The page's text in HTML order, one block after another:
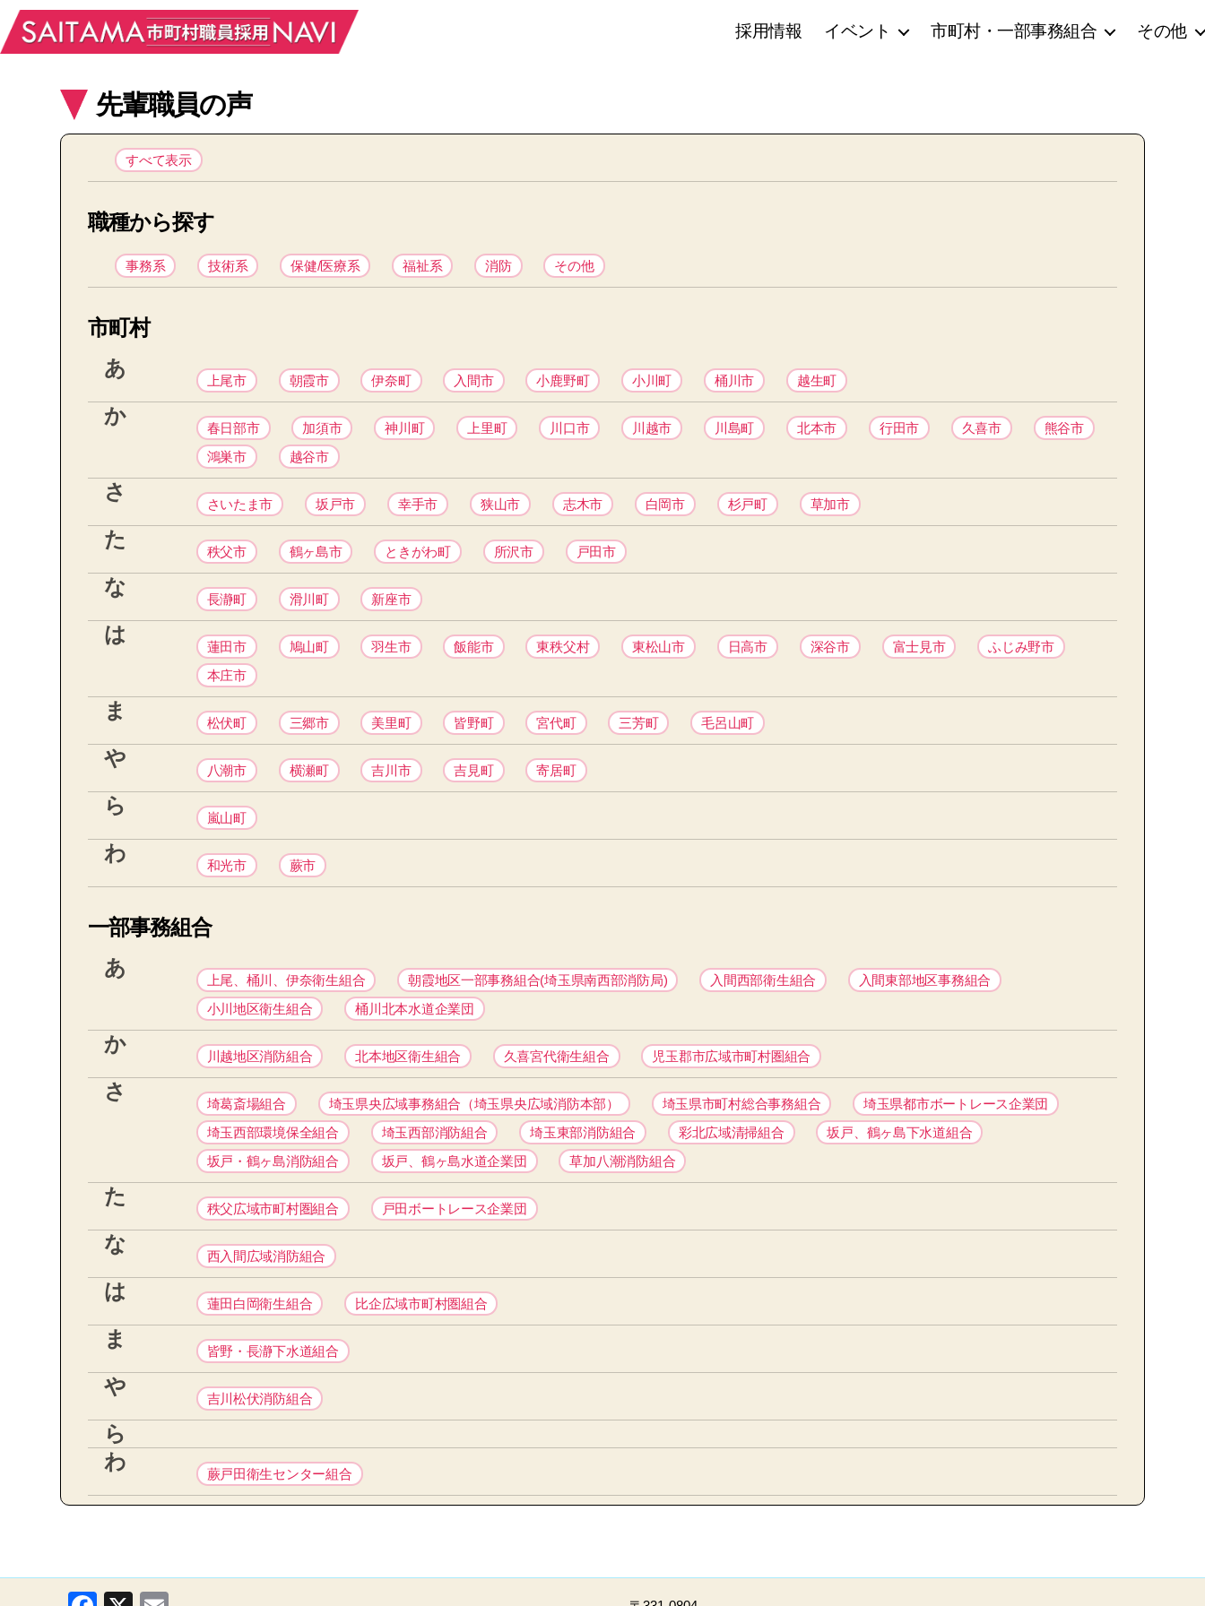
採用情報 イベント 市町村・一部事務組合 その他
先輩職員の声
すべて表示
職種から探す
事務系 技術系 保健/医療系 福祉系 消防 その他
市町村
あ
上尾市 朝霞市 伊奈町 入間市 小鹿野町 小川町 桶川市 越生町
か
春日部市 加須市 神川町 上里町 川口市 川越市 川島町 北本市 行田市 久喜市
熊谷市
鴻巣市
越谷市
さ
さいたま市 坂戸市 幸手市 狭山市 志木市 白岡市 杉戸町 草加市
た
秩父市 鶴ヶ島市 ときがわ町 所沢市 戸田市
な
長瀞町 滑川町 新座市
は
蓮田市 鳩山町 羽生市 飯能市 東秩父村 東松山市 日高市 深谷市 富士見市
ふじみ野市
本庄市
ま
松伏町 三郷市 美里町 皆野町 宮代町 三芳町 毛呂山町
や
八潮市 横瀬町 吉川市 吉見町 寄居町
ら
嵐山町
わ
和光市 蕨市
一部事務組合
あ
上尾、桶川、伊奈衛生組合 朝霞地区一部事務組合(埼玉県南西部消防局) 入間西部衛生組合
入間東部地区事務組合
小川地区衛生組合
桶川北本水道企業団
か
川越地区消防組合 北本地区衛生組合 久喜宮代衛生組合 児玉郡市広域市町村圏組合
さ
埼葛斎場組合 埼玉県央広域事務組合（埼玉県央広域消防本部） 埼玉県市町村総合事務組合
埼玉県都市ボートレース企業団
埼玉西部環境保全組合
埼玉西部消防組合 埼玉東部消防組合 彩北広域清掃組合
坂戸、鶴ヶ島下水道組合
坂戸・鶴ヶ島消防組合
坂戸、鶴ヶ島水道企業団 草加八潮消防組合
た
秩父広域市町村圏組合 戸田ボートレース企業団
な
西入間広域消防組合
は
蓮田白岡衛生組合 比企広域市町村圏組合
ま
皆野・長瀞下水道組合
や
吉川松伏消防組合
ら
わ
蕨戸田衛生センター組合